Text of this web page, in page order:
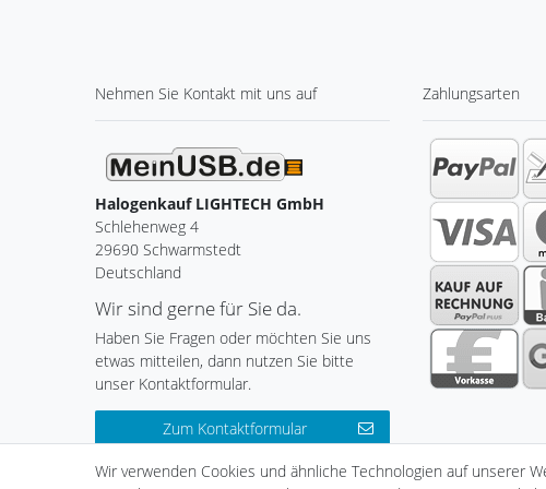
Nehmen Sie Kontakt mit uns auf
Halogenkauf LIGHTECH GmbH
Schlehenweg 4
29690 Schwarmstedt
Deutschland
Wir sind gerne für Sie da.
Haben Sie Fragen oder möchten Sie uns
etwas mitteilen, dann nutzen Sie bitte
unser Kontaktformular.
Zum Kontaktformular
Zahlungsarten
Wir verwenden Cookies und ähnliche Technologien auf unserer